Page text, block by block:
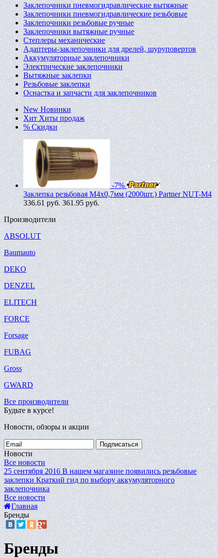
Заклепочники пневмогидравлические вытяжные
Заклепочники пневмогидравлические резьбовые
Заклепочники резьбовые ручные
Заклепочники вытяжные ручные
Степлеры механические
Адаптеры-заклепочники для дрелей, шуруповертов
Аккумуляторные заклепочники
Электрические заклепочники
Вытяжные заклепки
Резьбовые заклепки
Оснастка и запчасти для заклепочников
New Новинки
Хит Хиты продаж
% Скидки
-7%
Заклепка резьбовая M4х0,7мм (2000шт.) Partner NUT-M4
336.61руб. 361.95 руб.
Производители
ABSOLUT
Baumauto
DEKO
DENZEL
ELITECH
FORCE
Forsage
FUBAG
Gross
GWARD
Все производители
Будьте в курсе!
Новости, обзоры и акции
Подписаться
Новости
Все новости
25 сентября 2016 В нашем магазине появились резьбовые
заклепки Краткий гид по выбору аккумуляторного
заклепочника
Все новости
Главная
Бренды
Бренды